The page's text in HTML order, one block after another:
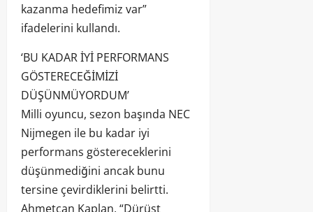
kazanma hedefimiz var”
ifadelerini kullandı.
‘BU KADAR İYİ PERFORMANS
GÖSTERECEĞİMİZİ
DÜŞÜNMÜYORDUM’
Milli oyuncu, sezon başında NEC
Nijmegen ile bu kadar iyi
performans göstereceklerini
düşünmediğini ancak bunu
tersine çevirdiklerini belirtti.
Ahmetcan Kaplan, “Dürüst